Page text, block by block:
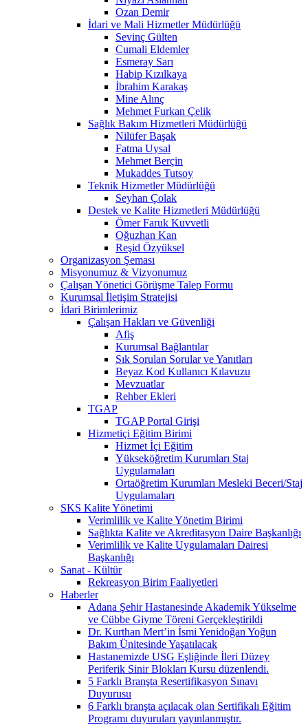
Ozan Demir
İdari ve Mali Hizmetler Müdürlüğü
Sevinç Gülten
Cumali Eldemler
Esmeray Sarı
Habip Kızılkaya
İbrahim Karakaş
Mine Alınç
Mehmet Furkan Çelik
Sağlık Bakım Hizmetleri Müdürlüğü
Nilüfer Başak
Fatma Uysal
Mehmet Berçin
Mukaddes Tutsoy
Teknik Hizmetler Müdürlüğü
Seyhan Çolak
Destek ve Kalite Hizmetleri Müdürlüğü
Ömer Faruk Kuvvetli
Oğuzhan Kan
Reşid Özyüksel
Organizasyon Şeması
Misyonumuz & Vizyonumuz
Çalışan Yönetici Görüşme Talep Formu
Kurumsal İletişim Stratejisi
İdari Birimlerimiz
Çalışan Hakları ve Güvenliği
Afiş
Kurumsal Bağlantılar
Sık Sorulan Sorular ve Yanıtları
Beyaz Kod Kullanıcı Kılavuzu
Mevzuatlar
Rehber Ekleri
TGAP
TGAP Portal Girişi
Hizmetiçi Eğitim Birimi
Hizmet İçi Eğitim
Yükseköğretim Kurumları Staj
Uygulamaları
Ortaöğretim Kurumları Mesleki Beceri/Staj
Uygulamaları
SKS Kalite Yönetimi
Verimlilik ve Kalite Yönetim Birimi
Sağlıkta Kalite ve Akreditasyon Daire Başkanlığı
Verimlilik ve Kalite Uygulamaları Dairesi
Başkanlığı
Sanat - Kültür
Rekreasyon Birim Faaliyetleri
Haberler
Adana Şehir Hastanesinde Akademik Yükselme
ve Cübbe Giyme Töreni Gerçekleştirildi
Dr. Kurthan Mert’in İsmi Yenidoğan Yoğun
Bakım Ünitesinde Yaşatılacak
Hastanemizde USG Eşliğinde İleri Düzey
Periferik Sinir Blokları Kursu düzenlendi.
5 Farklı Branşta Resertifikasyon Sınavı
Duyurusu
6 Farklı branşta açılacak olan Sertifikalı Eğitim
Programı duyuruları yayınlanmıştır.